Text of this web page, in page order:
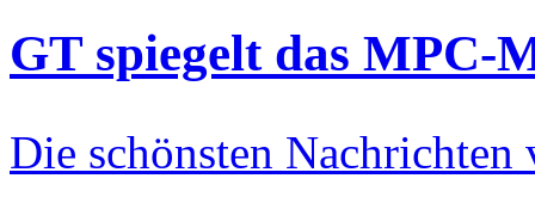
GT spiegelt das MPC-
Die schönsten Nachrichten